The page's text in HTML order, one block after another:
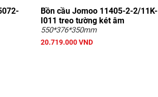
Bồn cầu Jomoo 11405-2-2/11K-
I011 treo tường két âm
550*376*350mm
20.719.000 VND